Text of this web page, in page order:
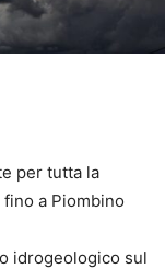
per tutta la
a Piombino
idrogeologico sul